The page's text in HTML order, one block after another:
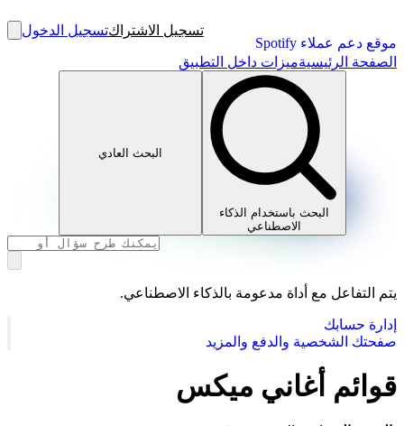
موقع دعم عملاء Spotify
تسجيل الاشتراكتسجيل الدخول
الصفحة الرئيسيةميزات داخل التطبيق
البحث باستخدام الذكاء
الاصطناعي
البحث العادي
يتم التفاعل مع أداة مدعومة بالذكاء الاصطناعي.
إدارة حسابك
صفحتك الشخصية والدفع والمزيد
قوائم أغاني ميكس